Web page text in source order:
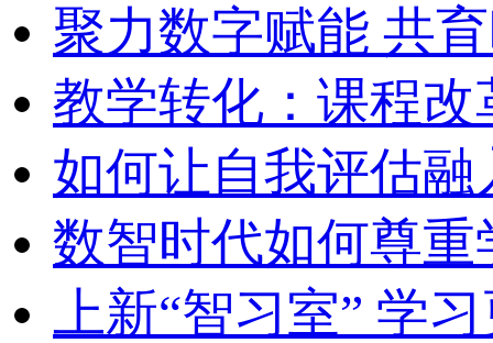
聚力数字赋能 共
教学转化：课程
如何让自我评估融
数智时代如何尊重
上新“智习室” 学